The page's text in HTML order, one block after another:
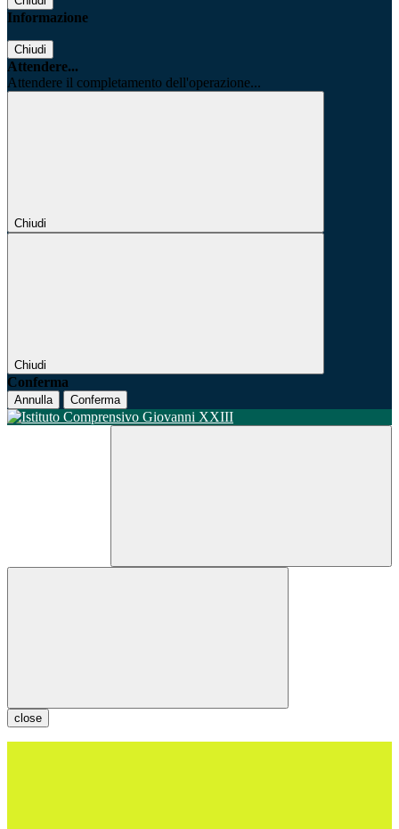
Informazione
Chiudi
Attendere...
Attendere il completamento dell'operazione...
Chiudi
Chiudi
Conferma
Annulla Conferma
close